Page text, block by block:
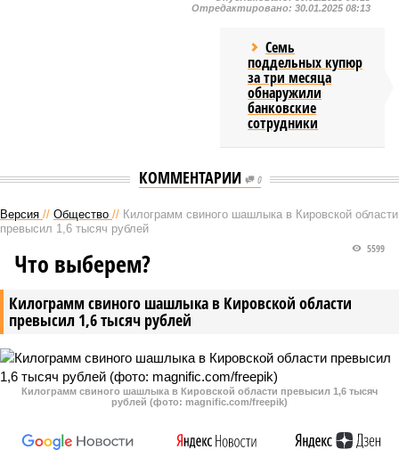
Отредактировано: 30.01.2025 08:13
Семь
поддельных купюр
за три месяца
обнаружили
банковские
сотрудники
КОММЕНТАРИИ 0
Версия // Общество // Килограмм свиного шашлыка в Кировской области
превысил 1,6 тысяч рублей
Килограмм свиного шашлыка в Кировской области
превысил 1,6 тысяч рублей
5599
Что выберем?
Килограмм свиного шашлыка в Кировской области превысил 1,6 тысяч
рублей (фото: magnific.com/freepik)